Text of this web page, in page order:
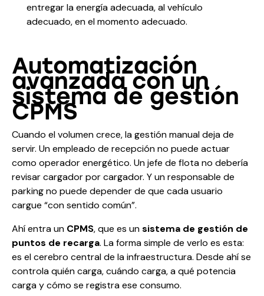
entregar la energía adecuada, al vehículo
adecuado, en el momento adecuado.
Automatización
avanzada con un
sistema de gestión
CPMS
Cuando el volumen crece, la gestión manual deja de
servir. Un empleado de recepción no puede actuar
como operador energético. Un jefe de flota no debería
revisar cargador por cargador. Y un responsable de
parking no puede depender de que cada usuario
cargue “con sentido común”.
Ahí entra un CPMS, que es unsistema de gestión de
puntos de recarga. La forma simple de verlo es esta:
es el cerebro central de la infraestructura. Desde ahí se
controla quién carga, cuándo carga, a qué potencia
carga y cómo se registra ese consumo.